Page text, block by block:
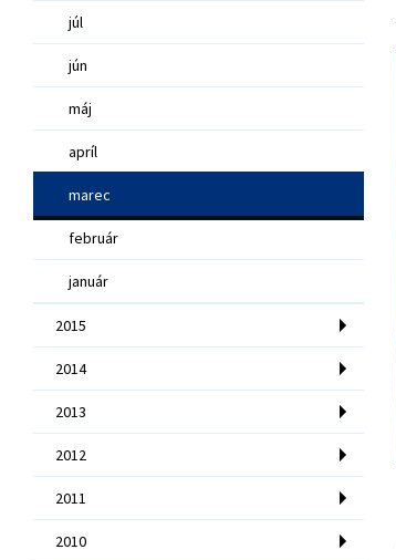
júl
jún
máj
apríl
marec
február
január
2015
2014
2013
2012
2011
2010